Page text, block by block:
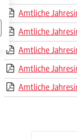
Amtliche
Amtliche
Amtliche
Amtliche
Amtliche